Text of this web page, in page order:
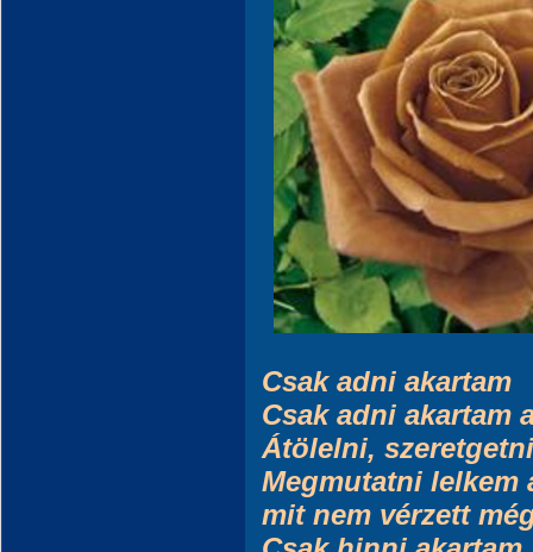
Csak adni akartam
Csak adni akartam
Átölelni,
Megmutatni lelkem
mit nem vérzett